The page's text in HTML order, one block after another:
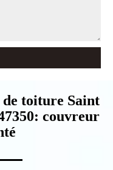
de toiture Saint
couvreur